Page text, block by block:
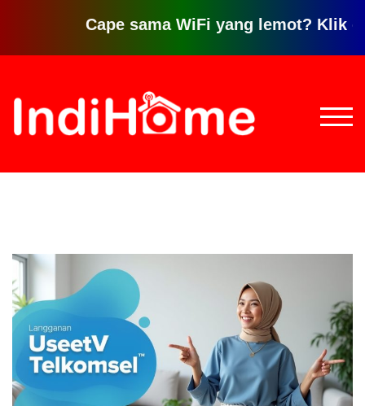
Cape sama WiFi yang lemot? Klik
konten